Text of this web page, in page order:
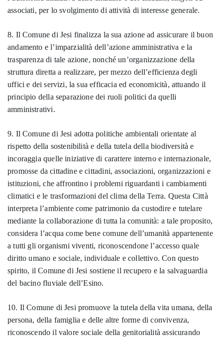
associati, per lo svolgimento di attività di interesse generale.
8. Il Comune di Jesi finalizza la sua azione ad assicurare il buon
andamento e l’imparzialità dell’azione amministrativa e la
trasparenza di tale azione, nonché un’organizzazione della
struttura diretta a realizzare, per mezzo dell’efficienza degli
uffici e dei servizi, la sua efficacia ed economicità, attuando il
principio della separazione dei ruoli politici da quelli
amministrativi.
9. Il Comune di Jesi adotta politiche ambientali orientate al
rispetto della sostenibilità e della tutela della biodiversità e
incoraggia quelle iniziative di carattere interno e internazionale,
promosse da cittadine e cittadini, associazioni, organizzazioni e
istituzioni, che affrontino i problemi riguardanti i cambiamenti
climatici e le trasformazioni del clima della Terra. Questa Città
interpreta l’ambiente come patrimonio da custodire e tutelare
mediante la collaborazione di tutta la comunità: a tale proposito,
considera l’acqua come bene comune dell’umanità appartenente
a tutti gli organismi viventi, riconoscendone l’accesso quale
diritto umano e sociale, individuale e collettivo. Con questo
spirito, il Comune di Jesi sostiene il recupero e la salvaguardia
del bacino fluviale dell’Esino.
10. Il Comune di Jesi promuove la tutela della vita umana, della
persona, della famiglia e delle altre forme di convivenza,
riconoscendo il valore sociale della genitorialità assicurando